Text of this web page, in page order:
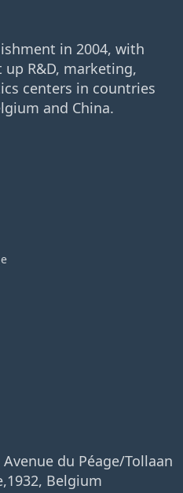
in 2004, with
R&D, marketing,
centers in countries
and China.
du Péage/Tollaan
Belgium